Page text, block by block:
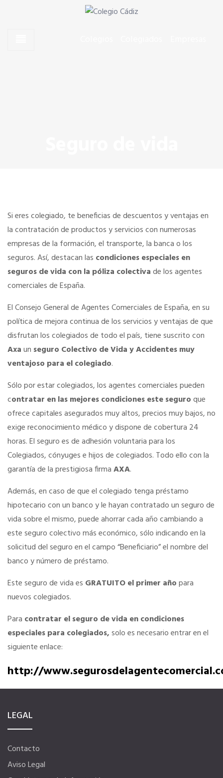
Colegio Cádiz
Agentes Comerciales de Cádiz
SERVICIOS
SERVICIOS EN TU COLEGIO
Si eres mujer o tienes menos de 36…
Curso de Acceso
Formación Gratuita
Tu Carnet Profesional, ahora Digital
Ahorra en carburantes
Portal de Empleo
VENTAJAS EN SEGUROS
Formación gratuita
Servicios financieros
Ventajas en las ferias
Si eres colegiado, te beneficias de descuentos y ventajas en
la contratación de productos y servicios con numerosas
empresas de la formación, el transporte, la banca o los
seguros. Así, destacan las condiciones especiales en
seguros de vida con la póliza colectivade los agentes
comerciales de España.
El Consejo General de Agentes Comerciales de España, en su
política de mejora continua de los servicios y ventajas de que
disfrutan los colegiados de todo el país, tiene suscrito con
Axaun seguro Colectivo de Vida y Accidentes muy
ventajoso para el colegiado.
Sólo por estar colegiados, los agentes comerciales pueden
contratar en las mejores condiciones este seguroque
ofrece capitales asegurados muy altos, precios muy bajos, no
exige reconocimiento médico y dispone de cobertura 24
horas. El seguro es de adhesión voluntaria para los
Colegiados, cónyuges e hijos de colegiados. Todo ello con la
garantía de la prestigiosa firmaAXA.
Además, en caso de que el colegiado tenga préstamo
hipotecario con un banco y le hayan contratado un seguro de
vida sobre el mismo, puede ahorrar cada año cambiando a
este seguro colectivo más económico, sólo indicando en la
solicitud del seguro en el campo “Beneficiario” el nombre del
banco y número de préstamo.
Este seguro de vida es GRATUITO el primer añopara
nuevos colegiados.
Para contratar el seguro de vida en condiciones
especiales para colegiados,solo es necesario entrar en el
siguiente enlace:
http://
LEGAL
Contacto
Aviso Legal